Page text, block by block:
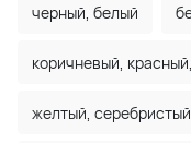
черный, белый
коричневый,
желтый,